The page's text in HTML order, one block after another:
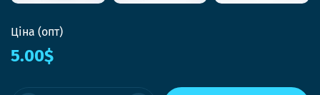
Ціна (опт)
5.00$